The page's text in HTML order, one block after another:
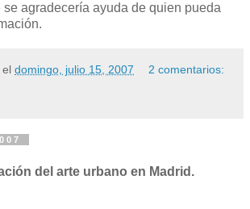
se agradecería ayuda de quien pueda
el domingo, julio 15, 2007 2 comentarios:
del arte urbano en Madrid.